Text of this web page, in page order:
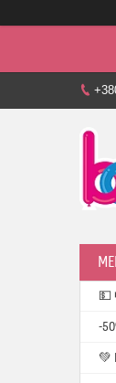
💵
-
💚